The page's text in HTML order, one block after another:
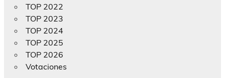
TOP 2022
TOP 2023
TOP 2024
TOP 2025
TOP 2026
Votaciones